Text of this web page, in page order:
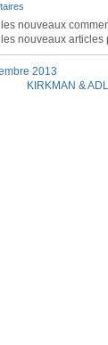
nouveaux
nouveaux articles
2013
KIRKMAN &